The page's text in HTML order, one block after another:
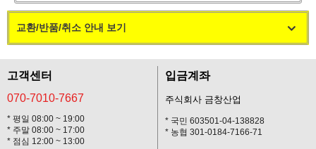
교환/반품/취소 안내 보기
고객센터
070-7010-7667
* 평일 08:00 ~ 19:00
* 주말 08:00 ~ 17:00
* 점심 12:00 ~ 13:00
입금계좌
주식회사 금창산업
* 국민 603501-04-138828
* 농협 301-0184-7166-71